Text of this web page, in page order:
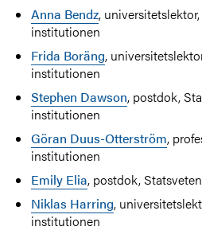
Anna Bendz,
institutionen
Frida Boräng,
institutionen
Stephen Dawson, postdok,
institutionen
Göran Duus-Otterström,
institutionen
Emily Elia, postdok,
Niklas Harring,
institutionen